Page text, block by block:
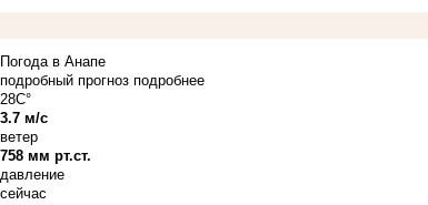
Погода в Анапе
подробный прогноз подробнее
28C°
3.7 м/с
ветер
758 мм рт.ст.
давление
сейчас